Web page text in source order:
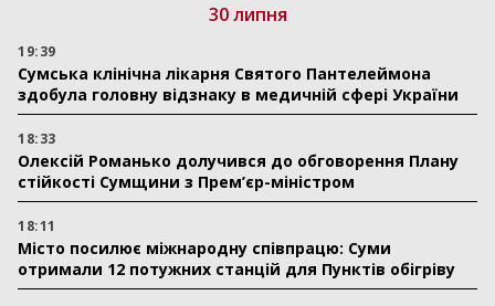
30 липня
19:39
Сумська клінічна лікарня Святого Пантелеймона
здобула головну відзнаку в медичній сфері України
18:33
Олексій Романько долучився до обговорення Плану
стійкості Сумщини з Прем’єр-міністром
18:11
Місто посилює міжнародну співпрацю: Суми
отримали 12 потужних станцій для Пунктів обігріву